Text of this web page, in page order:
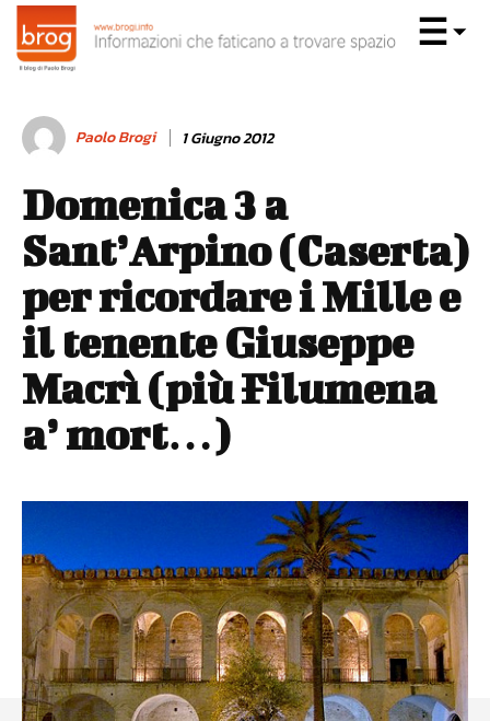
Paolo Brogi 1 Giugno 2012
Domenica 3 a
Sant’Arpino (Caserta)
per ricordare i Mille e
il tenente Giuseppe
Macrì (più Filumena
a’ mort…)